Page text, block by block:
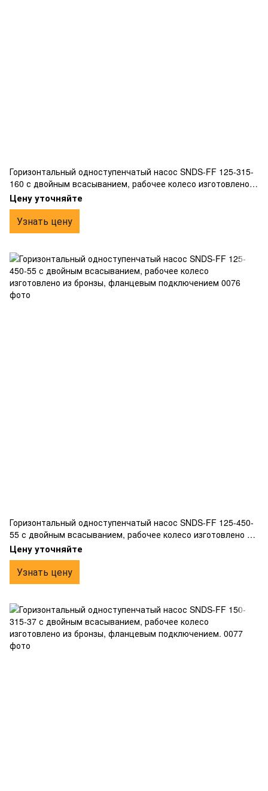
Горизонтальный одноступенчатый насос SNDS-FF 125-315-
160 с двойным всасыванием, рабочее колесо изготовлено
из бронзы, фланцевым подключением.
Цену уточняйте
Узнать цену
Горизонтальный одноступенчатый насос SNDS-FF 125-450-
55 с двойным всасыванием, рабочее колесо изготовлено из
бронзы, фланцевым подключением
Цену уточняйте
Узнать цену